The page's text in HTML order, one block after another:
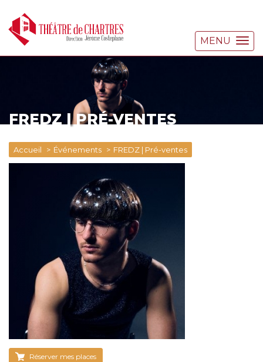
MENU
FREDZ | PRÉ-VENTES
Accueil Événements FREDZ | Pré-ventes
Réserver mes places